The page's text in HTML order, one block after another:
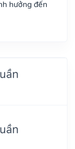
hưởng đến